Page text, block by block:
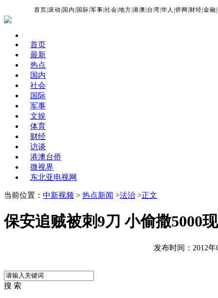
首页 |滚动 国内 国际 |军事 |社会 |地方 |港澳 台湾 |华人 |侨网 财经 |金融 |
首页
最新
热点
国内
社会
国际
军事
文娱
体育
财经
访谈
港澳台侨
微视界
东北亚电视网
当前位置： 中新视频 > 热点新闻 >法治 >正文
保安追贼被刺9刀 小偷撒5000
发布时间：2012年
搜 索